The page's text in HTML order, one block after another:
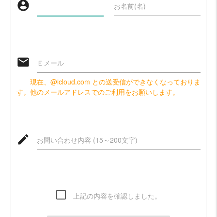
account_circle お名前(名)
email
現在、@icloud.com との送受信ができなくなっておりま
す。他のメールアドレスでのご利用をお願いします。
Ｅメール
mode_edit お問い合わせ内容 (15～200文字)
上記の内容を確認しました。